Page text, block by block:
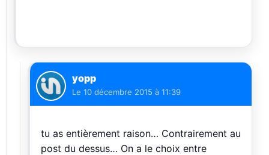
yopp
Le 10 décembre 2015 à 11:39
tu as entièrement raison… Contrairement au
post du dessus… On a le choix entre